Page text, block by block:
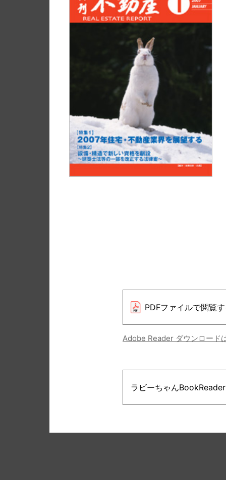
PDFファイルで閲覧
Adobe Reader ダウンロード
ラビーちゃん